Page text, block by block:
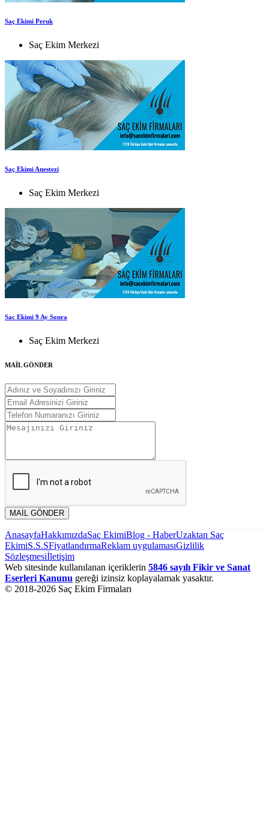
Saç Ekimi Peruk
Saç Ekim Merkezi
Saç Ekimi Anestezi
Saç Ekim Merkezi
Sac Ekimi 9 Ay Sonra
Saç Ekim Merkezi
MAİL GÖNDER
MAİL GÖNDER
AnasayfaHakkımızdaSaç EkimiBlog - HaberUzaktan Saç
EkimiS.S.SFiyatlandırmaReklam uygulamasıGizlilik
Sözleşmesiİletişim
Web sitesinde kullanılanan içeriklerin 5846 sayılı Fikir ve Sanat
Eserleri Kanunu gereği izinsiz koplayalamak yasaktır.
© 2018-2026 Saç Ekim Firmaları